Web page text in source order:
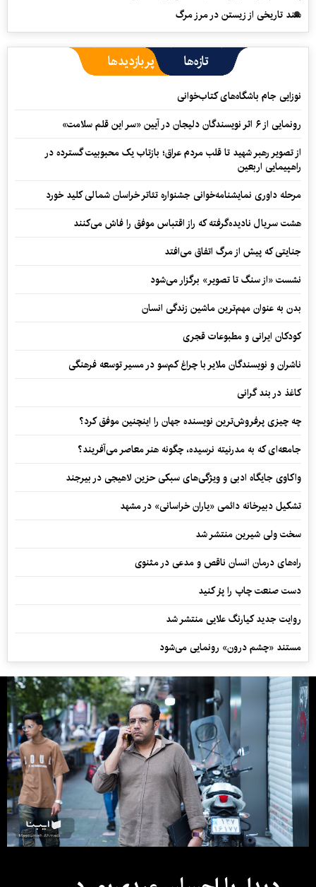
سند تاریخی از زیستن در مرز مرگ
تازه‌ها پربازدیدها
نوزایی جام باشگاه‌های کتاب‌خوانی
رونمایی از ۶ اثر نویسندگان دلیجان در آیین «سر این قلم سلامت»
از تصویر رهبر شهید تا قلب مردم عراق؛ بازتاب یک محبوبیت گسترده در
راهپیمایی اربعین
مرحله داوری نمایشنامه‌خوانی جشنواره تئاتر خراسان شمالی کلید خورد
هشت سریال نادیده‌گرفته که راز اقتباس موفق را فاش می‌کنند
جنایتی که پیش از مرگ اتفاق می‌افتد
نشست «از سنگ تا تصویر» برگزار می‌شود
بدن به عنوان مهم‌ترین ماشین زندگی انسان
کودکان ایرانی و مطبوعات قجری
ناشران و نویسندگان ملایر با چراغ کم‌سو در مسیر توسعه فرهنگی
کاغذ در بند گرانی
چه چیزی پرفروش‌ترین نویسنده جهان را اینچنین موفق کرد؟
جامعه‌ای که به مدرنیته نرسیده، چگونه هنر معاصر می‌آفریند؟
واکاوی جایگاه ادبی و ویژگی‌های سبکی حزین لاهیجی در بیرجند
تشکیل دبیرخانه دائمی «یاران خراسانی» در مشهد
سخت ولی شیرین منتشر شد
راه‌های درمان انسان ناقص و مدعی در مثنوی
دست صنعت چاپ را پرُ کنید
روایت جدید کیارنگ علایی منتشر شد
مستند «چشم درون» رونمایی می‌شود